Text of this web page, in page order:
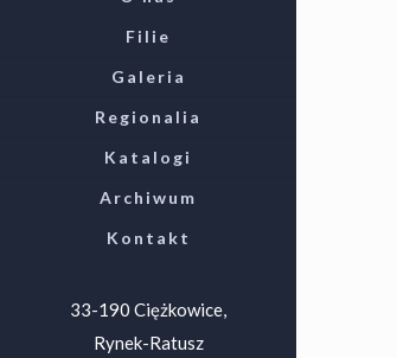
Filie
Galeria
Regionalia
Katalogi
Archiwum
Kontakt
33-190 Ciężkowice,
Rynek-Ratusz